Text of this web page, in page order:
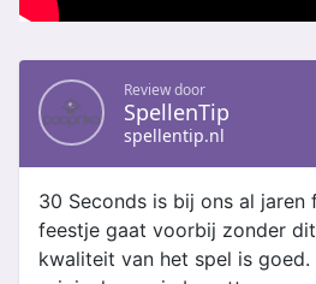
Review door
SpellenTip
spellentip.nl
30 Seconds is bij ons al jaren
feestje gaat voorbij zonder
kwaliteit van het spel is